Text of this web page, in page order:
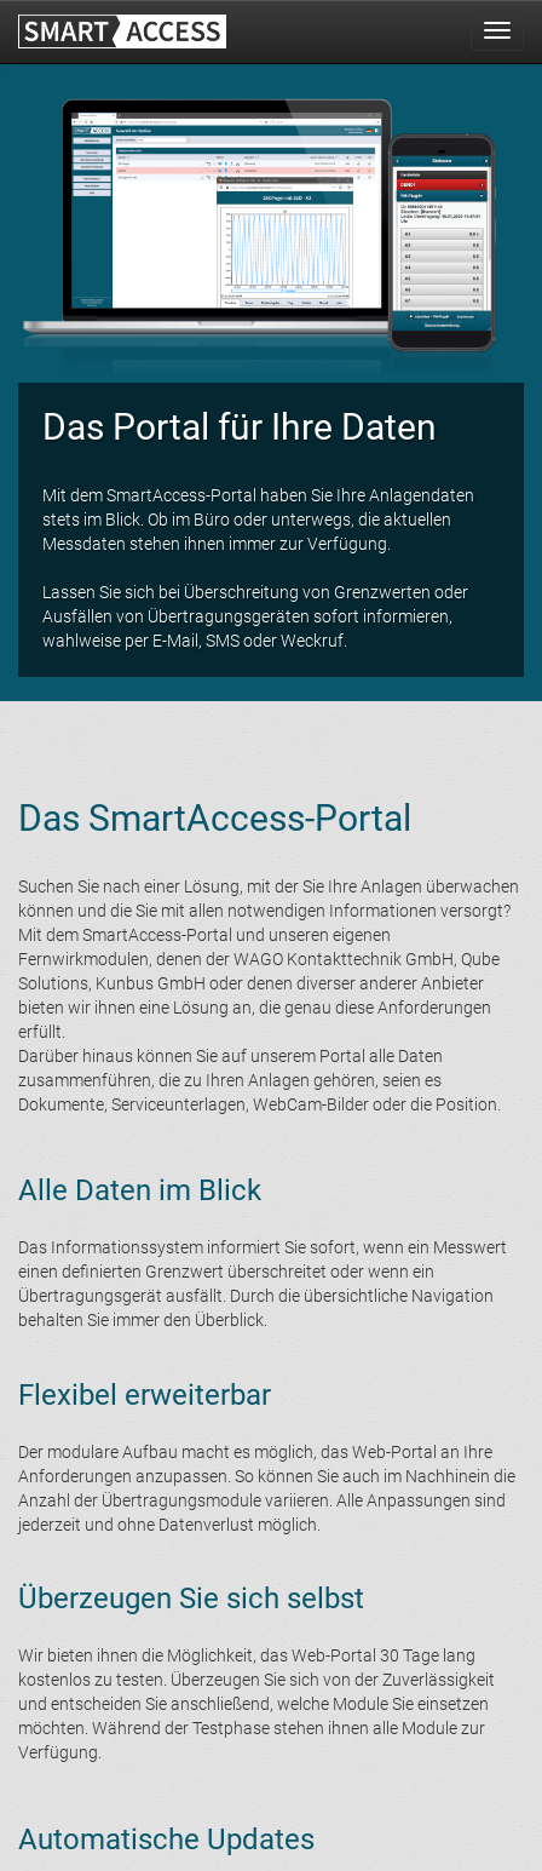
Das Portal für Ihre Daten
Mit dem SmartAccess-Portal haben Sie Ihre Anlagendaten
stets im Blick. Ob im Büro oder unterwegs, die aktuellen
Messdaten stehen ihnen immer zur Verfügung.
Lassen Sie sich bei Überschreitung von Grenzwerten oder
Ausfällen von Übertragungsgeräten sofort informieren,
wahlweise per E-Mail, SMS oder Weckruf.
Das SmartAccess-Portal
Suchen Sie nach einer Lösung, mit der Sie Ihre Anlagen überwachen
können und die Sie mit allen notwendigen Informationen versorgt?
Mit dem SmartAccess-Portal und unseren eigenen
Fernwirkmodulen, denen der WAGO Kontakttechnik GmbH, Qube
Solutions, Kunbus GmbH oder denen diverser anderer Anbieter
bieten wir ihnen eine Lösung an, die genau diese Anforderungen
erfüllt.
Darüber hinaus können Sie auf unserem Portal alle Daten
zusammenführen, die zu Ihren Anlagen gehören, seien es
Dokumente, Serviceunterlagen, WebCam-Bilder oder die Position.
Alle Daten im Blick
Das Informationssystem informiert Sie sofort, wenn ein Messwert
einen definierten Grenzwert überschreitet oder wenn ein
Übertragungsgerät ausfällt. Durch die übersichtliche Navigation
behalten Sie immer den Überblick.
Flexibel erweiterbar
Der modulare Aufbau macht es möglich, das Web-Portal an Ihre
Anforderungen anzupassen. So können Sie auch im Nachhinein die
Anzahl der Übertragungsmodule variieren. Alle Anpassungen sind
jederzeit und ohne Datenverlust möglich.
Überzeugen Sie sich selbst
Wir bieten ihnen die Möglichkeit, das Web-Portal 30 Tage lang
kostenlos zu testen. Überzeugen Sie sich von der Zuverlässigkeit
und entscheiden Sie anschließend, welche Module Sie einsetzen
möchten. Während der Testphase stehen ihnen alle Module zur
Verfügung.
Automatische Updates